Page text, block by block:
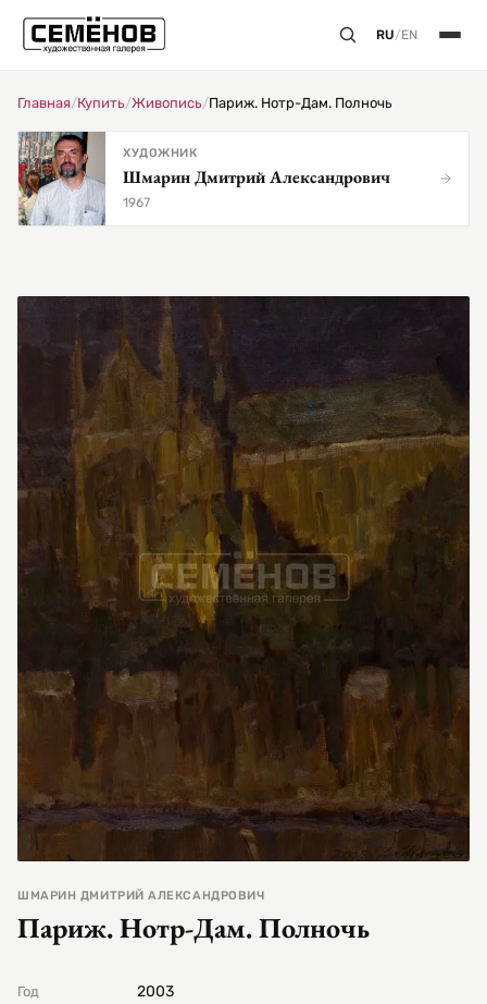
RU/EN
Главная/Купить/Живопись/Париж. Нотр-Дам. Полночь
ХУДОЖНИК
Шмарин Дмитрий Александрович
1967
ШМАРИН ДМИТРИЙ АЛЕКСАНДРОВИЧ
Париж. Нотр-Дам. Полночь
Год 2003